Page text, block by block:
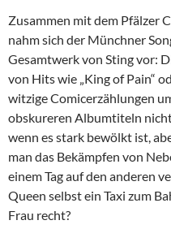
Zusammen mit dem Pfälzer
nahm sich der Münchner
Gesamtwerk von Sting vor:
von Hits wie „King of Pain“
witzige Comicerzählungen
obskureren Albumtiteln
wenn es stark bewölkt ist,
man das Bekämpfen von
einem Tag auf den anderen
Queen selbst ein Taxi zum
Frau recht?